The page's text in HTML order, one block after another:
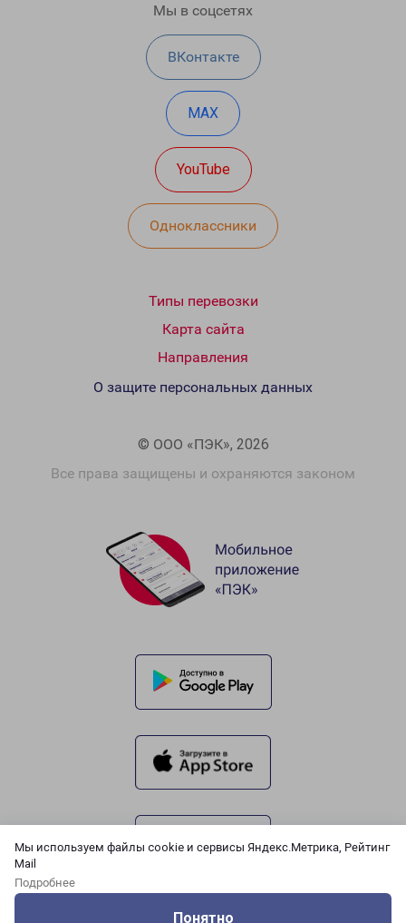
Мы используем файлы cookie и сервисы Яндекс.Метрика, Рейтинг
Mail
Подробнее
Понятно
Мы в соцсетях
ВКонтакте
MAX
YouTube
Одноклассники
Типы перевозки
Карта сайта
Направления
© ООО «ПЭК», 2026
Все права защищены и охраняются законом
О защите персональных данных